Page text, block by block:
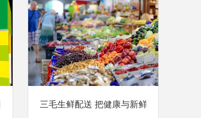
三毛生鲜配送 把健康与新鲜